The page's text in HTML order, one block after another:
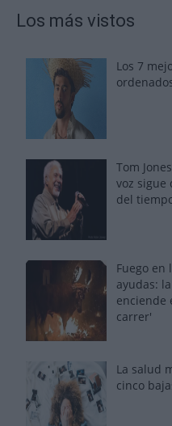
Los más vistos
Los 7
Tom
voz sigue
del
Fuego en
ayudas:
enciende
carrer'
La salud
cinco